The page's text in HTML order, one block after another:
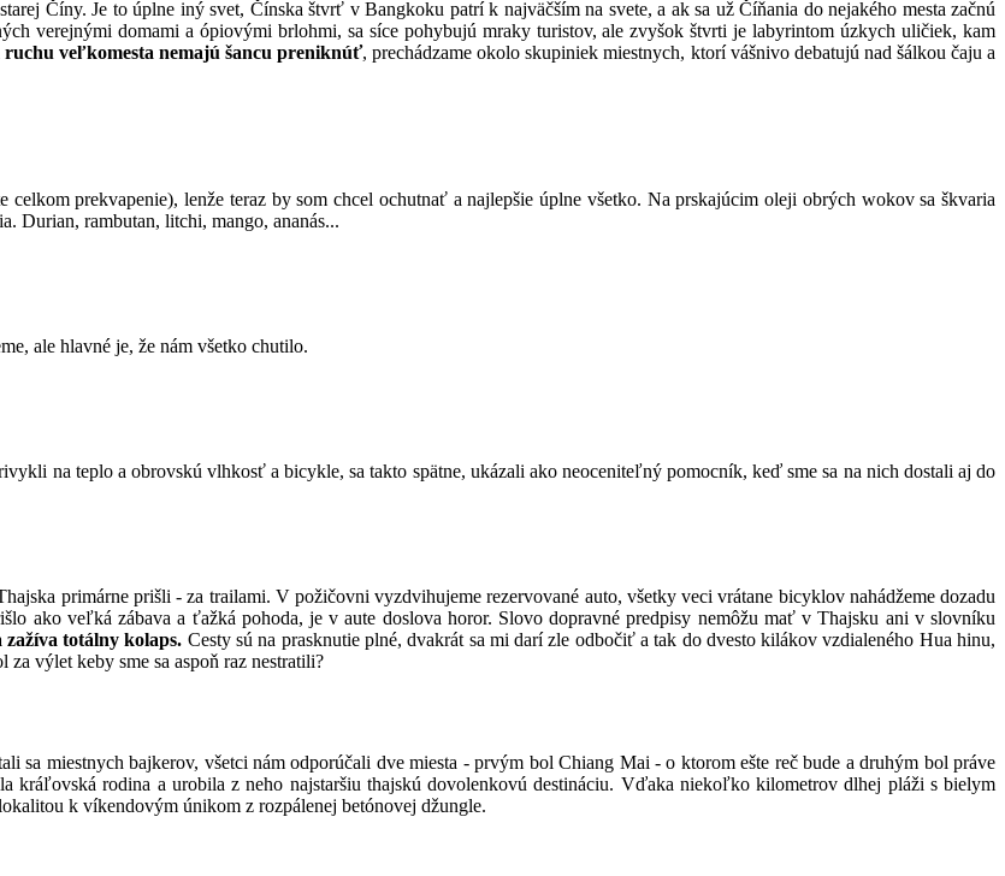
Číny. Je to úplne iný svet, Čínska štvrť v Bangkoku patrí k najväčším na svete, a ak sa už Číňania do nejakého mesta začnú
verejnými domami a ópiovými brlohmi, sa síce pohybujú mraky turistov, ale zvyšok štvrti je labyrintom úzkych uličiek, kam
ruchu veľkomesta nemajú šancu preniknúť, prechádzame okolo skupiniek miestnych, ktorí vášnivo debatujú nad šálkou čaju a
prekvapenie), lenže teraz by som chcel ochutnať a najlepšie úplne všetko. Na prskajúcim oleji obrých wokov sa škvaria
Durian, rambutan, litchi, mango, ananás...
ale hlavné je, že nám všetko chutilo.
na teplo a obrovskú vlhkosť a bicykle, sa takto spätne, ukázali ako neoceniteľný pomocník, keď sme sa na nich dostali aj do
primárne prišli - za trailami. V požičovni vyzdvihujeme rezervované auto, všetky veci vrátane bicyklov nahádžeme dozadu
ako veľká zábava a ťažká pohoda, je v aute doslova horor. Slovo dopravné predpisy nemôžu mať v Thajsku ani v slovníku
totálny kolaps. Cesty sú na prasknutie plné, dvakrát sa mi darí zle odbočiť a tak do dvesto kilákov vzdialeného Hua hinu,
výlet keby sme sa aspoň raz nestratili?
sa miestnych bajkerov, všetci nám odporúčali dve miesta - prvým bol Chiang Mai - o ktorom ešte reč bude a druhým bol práve
kráľovská rodina a urobila z neho najstaršiu thajskú dovolenkovú destináciu. Vďaka niekoľko kilometrov dlhej pláži s bielym
k víkendovým únikom z rozpálenej betónovej džungle.